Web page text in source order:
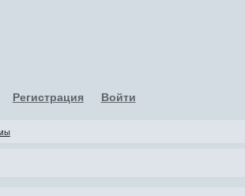
Регистрация Войти